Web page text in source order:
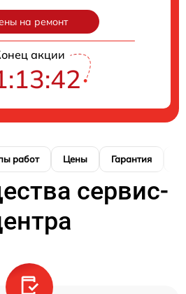
на ремонт
акции
работ Цены Гарантия
сервис-